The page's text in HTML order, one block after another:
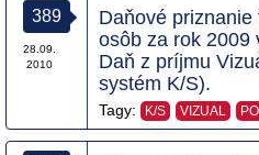
389
28.09.
2010
Daňové
osôb za rok 2009
Daň z príjmu
systém K/S).
Tagy: K/S VIZUAL